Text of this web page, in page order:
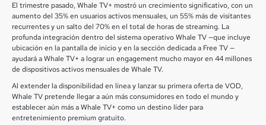
El trimestre pasado, Whale TV+ mostró un crecimiento significativo, con un
aumento del 35% en usuarios activos mensuales, un 55% más de visitantes
recurrentes y un salto del 70% en el total de horas de streaming. La
profunda integración dentro del sistema operativo Whale TV —que incluye
ubicación en la pantalla de inicio y en la sección dedicada a Free TV —
ayudará a Whale TV+ a lograr un engagement mucho mayor en 44 millones
de dispositivos activos mensuales de Whale TV.
Al extender la disponibilidad en línea y lanzar su primera oferta de VOD,
Whale TV pretende llegar a aún más consumidores en todo el mundo y
establecer aún más a Whale TV+ como un destino líder para
entretenimiento premium gratuito.